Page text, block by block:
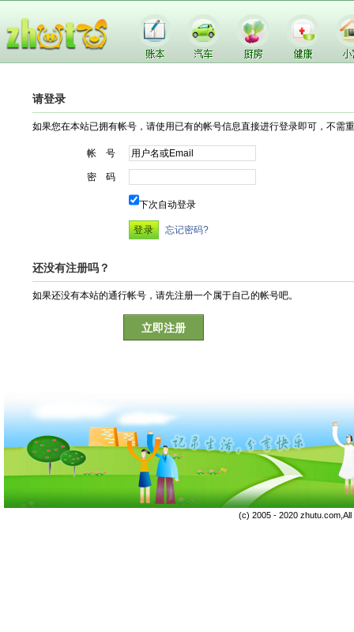
请登录
如果您在本站已拥有帐号，请使用已有的帐号信息直接进行登录即可，不需
帐 号
密 码
下次自动登录
忘记密码?
还没有注册吗？
如果还没有本站的通行帐号，请先注册一个属于自己的帐号吧。
立即注册
(c) 2005 - 2020